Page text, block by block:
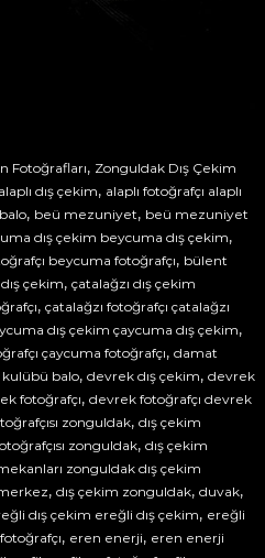
Fotoğrafları, Zonguldak Dış Çekim
dış çekim, alaplı fotoğrafçı alaplı
, beü mezuniyet, beü mezuniyet
dış çekim beycuma dış çekim,
beycuma fotoğrafçı, bülent
çekim, çatalağzı dış çekim
, çatalağzı fotoğrafçı çatalağzı
dış çekim çaycuma dış çekim,
çaycuma fotoğrafçı, damat
balo, devrek dış çekim, devrek
fotoğrafçı, devrek fotoğrafçı devrek
zonguldak, dış çekim
zonguldak, dış çekim
zonguldak dış çekim
, dış çekim zonguldak, duvak,
dış çekim ereğli dış çekim, ereğli
, eren enerji, eren enerji